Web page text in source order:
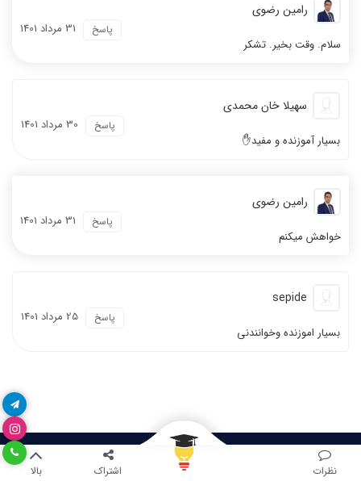
نظرات اشتراک بالا
رامین رضوی
31 مرداد 1401 پاسخ
سلام. وقت بخیر. تشکر
سهیلا خان محمدی
30 مرداد 1401 پاسخ
بسیار آموزنده و مفید✋
رامین رضوی
31 مرداد 1401 پاسخ
خواهش میکنم
sepide
25 مرداد 1401 پاسخ
بسیار اموزنده وخوانندنی